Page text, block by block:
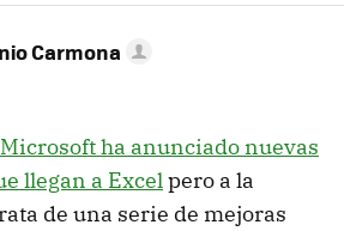
Carmona
Microsoft ha anunciado nuevas
llegan a Excelpero a la
de una serie de mejoras